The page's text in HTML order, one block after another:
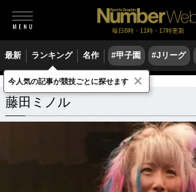
毎日6時・11時・17時更新
最新 ランキング 名作 #甲子園 #Jリーグ
藤田ミノル 関連記事
藤田ミノル
今人気の記事が競技ごとに探せます ×